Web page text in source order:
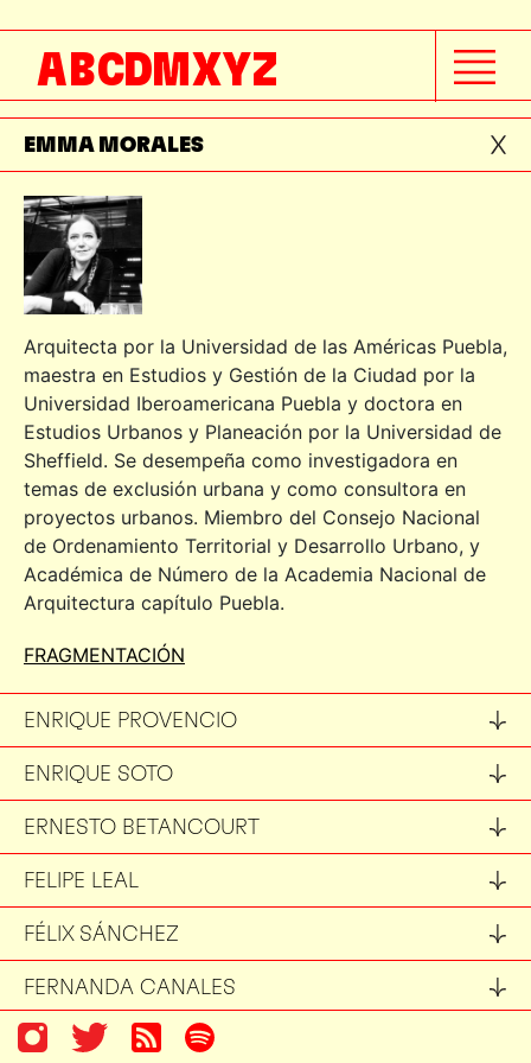
ABCDMXYZ
ELY SANTANA
EMILIO DE ANTUÑANO
EMMA MORALES
Arquitecta por la Universidad de las Américas Puebla,
maestra en Estudios y Gestión de la Ciudad por la
Universidad Iberoamericana Puebla y doctora en
Estudios Urbanos y Planeación por la Universidad de
Sheffield. Se desempeña como investigadora en
temas de exclusión urbana y como consultora en
proyectos urbanos. Miembro del Consejo Nacional
de Ordenamiento Territorial y Desarrollo Urbano, y
Académica de Número de la Academia Nacional de
Arquitectura capítulo Puebla.
FRAGMENTACIÓN
ENRIQUE PROVENCIO
ENRIQUE SOTO
ERNESTO BETANCOURT
FELIPE LEAL
FÉLIX SÁNCHEZ
FERNANDA CANALES
FLAVIA TUDELA